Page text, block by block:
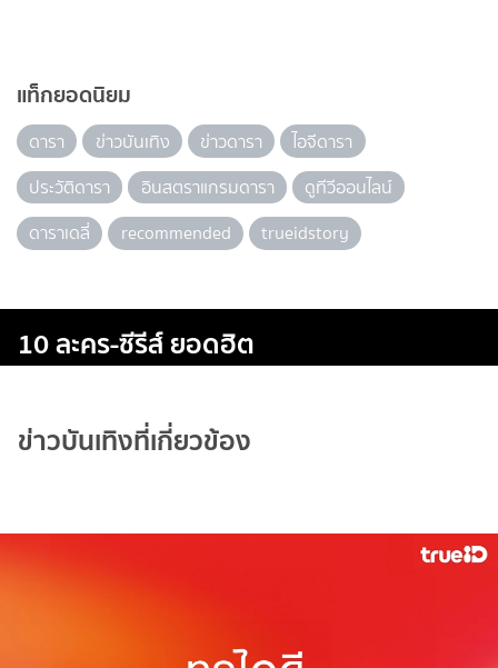
แท็กยอดนิยม
ดารา ข่าวบันเทิง ข่าวดารา
ไอจีดารา
ประวัติดารา
อินสตราแกรมดารา
ดูทีวีออนไลน์
ดาราเดลี่
recommended trueidstory
10 ละคร-ซีรีส์ ยอดฮิต
ข่าวบันเทิงที่เกี่ยวข้อง